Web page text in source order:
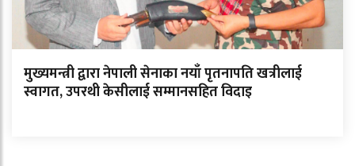
मुख्यमन्त्री द्वारा नेपाली सेनाका नयाँ पृतनापति खत्रीलाई
स्वागत, उपरथी केसीलाई सम्मानसहित विदाइ